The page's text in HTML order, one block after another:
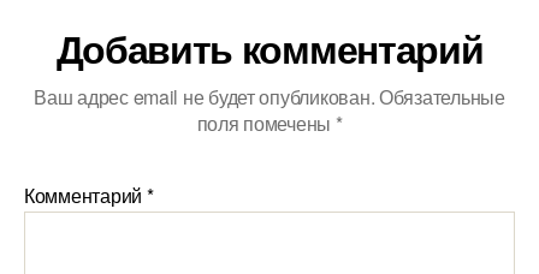
Добавить комментарий
Ваш адрес email не будет опубликован.Обязательные
поля помечены *
Комментарий *